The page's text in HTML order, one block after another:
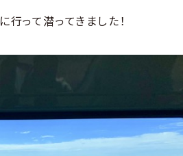
に行って潜ってきました！